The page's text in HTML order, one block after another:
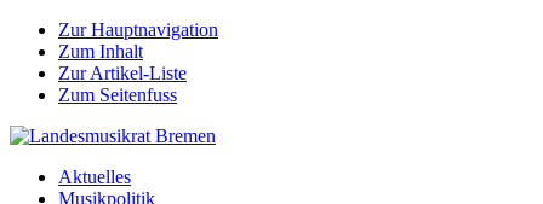
Zur Hauptnavigation
Zum Inhalt
Zur Artikel-Liste
Zum Seitenfuss
Aktuelles
Musikpolitik